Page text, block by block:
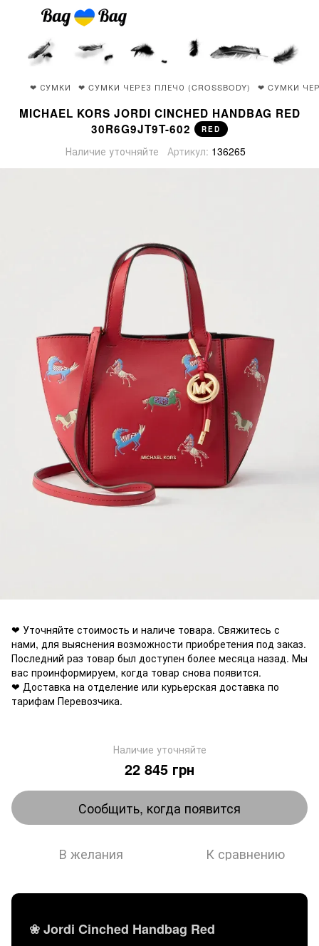
❤ СУМКИ ❤ CУМКИ ЧЕРЕЗ ПЛЕЧО (CROSSBODY) ❤ CУМКИ
MICHAEL KORS JORDI CINCHED HANDBAG RED
30R6G9JT9T-602
RED
Наличие уточняйте Артикул: 136265
❤ Уточняйте стоимость и наличе товара. Свяжитесь с
нами, для выяснения возможности приобретения под заказ.
Последний раз товар был доступен более месяца назад. Мы
вас проинформируем, когда товар снова появится.
❤ Доставка на отделение или курьерская доставка по
тарифам Перевозчика.
Наличие уточняйте
22 845 грн
Сообщить, когда появится
В желания К сравнению
❀ Jordi Cinched Handbag Red